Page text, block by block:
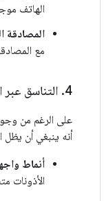
الهاتف
المصادقة
مع
4
. التناسق
أنه ينبغي أن
أنماط
الأذونات